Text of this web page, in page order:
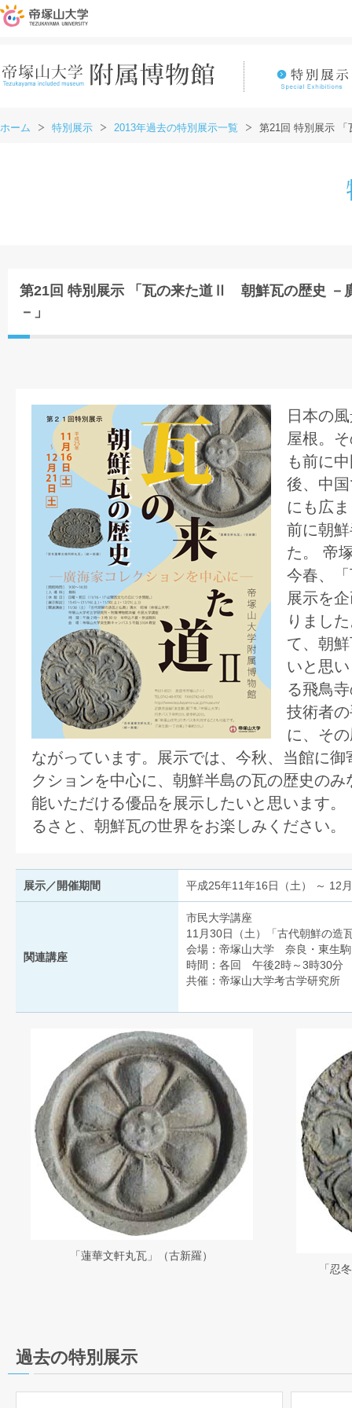
ホーム 特別展示 2013年過去の特別展示一覧 第21回 特別展示
第21回 特別展示 「瓦の来た道Ⅱ 朝鮮瓦の歴史 －
－」
日本の
屋根。
も前に
後、中
にも広
前に朝
た。 帝
今春、
展示を
りまし
て、朝
いと思
る飛鳥
技術者
に、そ
ながっています。展示では、今秋、当館に
クションを中心に、朝鮮半島の瓦の歴史の
能いただける優品を展示したいと思います
るさと、朝鮮瓦の世界をお楽しみください。
展示／開催期間 平成25年11年16日（土） ～ 12
関連講座
市民大学講座
11月30日（土）「古代朝鮮の
会場：帝塚山大学 奈良・東生
時間：各回 午後2時～3時30分
共催：帝塚山大学考古学研究所
「蓮華文軒丸瓦」（古新羅）
「忍
過去の特別展示